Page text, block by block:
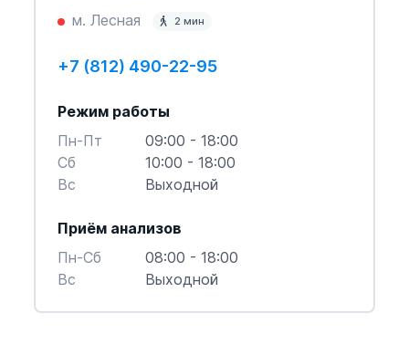
м. Лесная 2 мин
+7 (812) 490-22-95
Режим работы
Пн-Пт
09:00 - 18:00
Cб
10:00 - 18:00
Вс
Выходной
Приём анализов
Пн-Cб
08:00 - 18:00
Вс
Выходной